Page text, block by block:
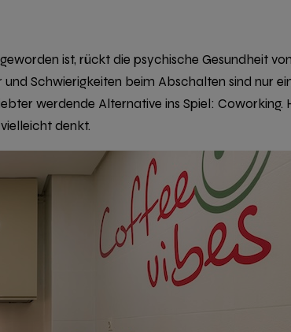
ist, rückt die psychische Gesundheit
Schwierigkeiten beim Abschalten sind nur
werdende Alternative ins Spiel: Coworking.
denkt.